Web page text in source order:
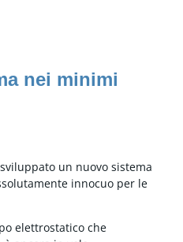
nei minimi
un nuovo sistema
innocuo per le
elettrostatico che